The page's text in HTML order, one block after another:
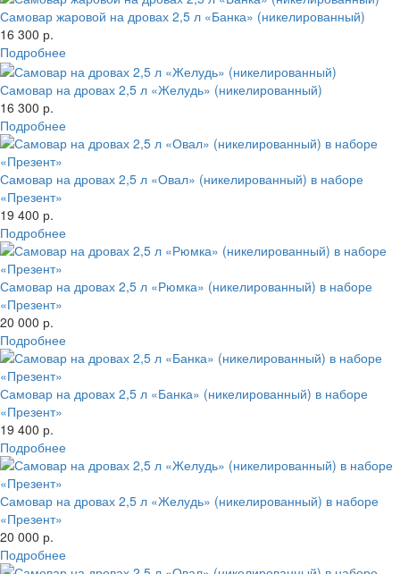
Самовар жаровой на дровах 2,5 л «Банка» (никелированный)
16 300 р.
Подробнее
Самовар на дровах 2,5 л «Желудь» (никелированный)
16 300 р.
Подробнее
Самовар на дровах 2,5 л «Овал» (никелированный) в наборе
«Презент»
19 400 р.
Подробнее
Самовар на дровах 2,5 л «Рюмка» (никелированный) в наборе
«Презент»
20 000 р.
Подробнее
Самовар на дровах 2,5 л «Банка» (никелированный) в наборе
«Презент»
19 400 р.
Подробнее
Самовар на дровах 2,5 л «Желудь» (никелированный) в наборе
«Презент»
20 000 р.
Подробнее